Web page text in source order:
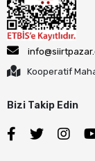
Kooperatif
Bizi Takip Edin